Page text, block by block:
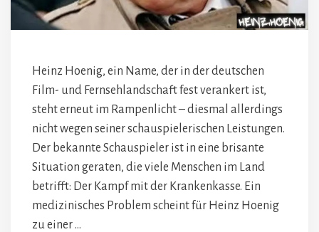
Heinz Hoenig, ein Name, der in der deutschen
Film- und Fernsehlandschaft fest verankert ist,
steht erneut im Rampenlicht – diesmal allerdings
nicht wegen seiner schauspielerischen Leistungen.
Der bekannte Schauspieler ist in eine brisante
Situation geraten, die viele Menschen im Land
betrifft: Der Kampf mit der Krankenkasse. Ein
medizinisches Problem scheint für Heinz Hoenig
zu einer …